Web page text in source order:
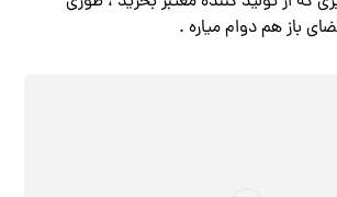
باز هم دوام میاره .